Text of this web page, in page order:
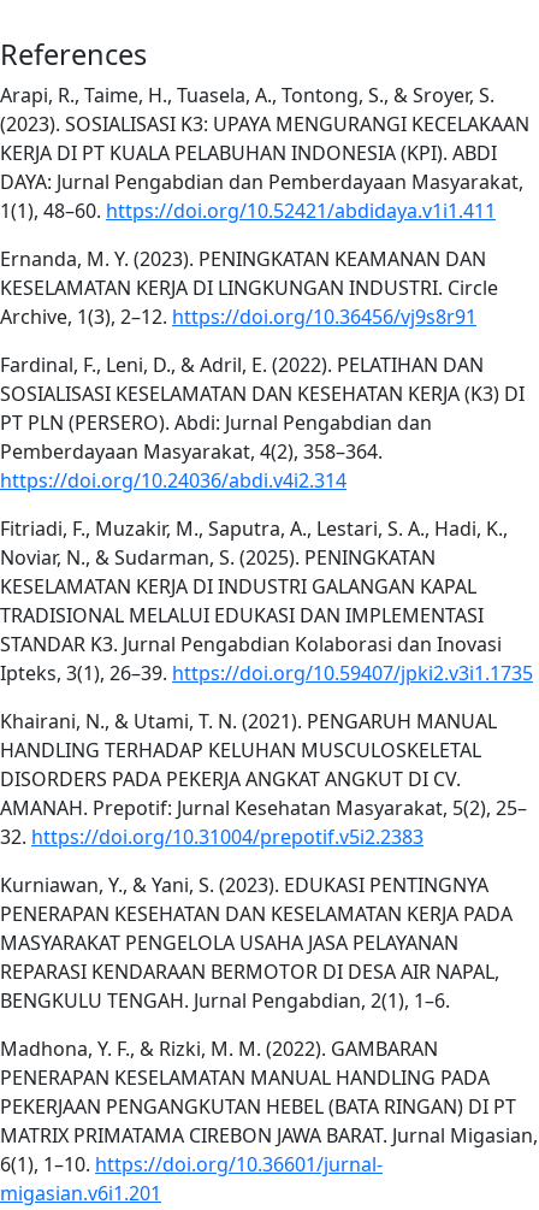
References
Arapi, R., Taime, H., Tuasela, A., Tontong, S., & Sroyer, S.
(2023). SOSIALISASI K3: UPAYA MENGURANGI KECELAKAAN
KERJA DI PT KUALA PELABUHAN INDONESIA (KPI). ABDI
DAYA: Jurnal Pengabdian dan Pemberdayaan Masyarakat,
1(1), 48–60. https://doi.org/10.52421/abdidaya.v1i1.411
Ernanda, M. Y. (2023). PENINGKATAN KEAMANAN DAN
KESELAMATAN KERJA DI LINGKUNGAN INDUSTRI. Circle
Archive, 1(3), 2–12. https://doi.org/10.36456/vj9s8r91
Fardinal, F., Leni, D., & Adril, E. (2022). PELATIHAN DAN
SOSIALISASI KESELAMATAN DAN KESEHATAN KERJA (K3) DI
PT PLN (PERSERO). Abdi: Jurnal Pengabdian dan
Pemberdayaan Masyarakat, 4(2), 358–364.
https://doi.org/10.24036/abdi.v4i2.314
Fitriadi, F., Muzakir, M., Saputra, A., Lestari, S. A., Hadi, K.,
Noviar, N., & Sudarman, S. (2025). PENINGKATAN
KESELAMATAN KERJA DI INDUSTRI GALANGAN KAPAL
TRADISIONAL MELALUI EDUKASI DAN IMPLEMENTASI
STANDAR K3. Jurnal Pengabdian Kolaborasi dan Inovasi
Ipteks, 3(1), 26–39. https://doi.org/10.59407/jpki2.v3i1.1735
Khairani, N., & Utami, T. N. (2021). PENGARUH MANUAL
HANDLING TERHADAP KELUHAN MUSCULOSKELETAL
DISORDERS PADA PEKERJA ANGKAT ANGKUT DI CV.
AMANAH. Prepotif: Jurnal Kesehatan Masyarakat, 5(2), 25–
32. https://doi.org/10.31004/prepotif.v5i2.2383
Kurniawan, Y., & Yani, S. (2023). EDUKASI PENTINGNYA
PENERAPAN KESEHATAN DAN KESELAMATAN KERJA PADA
MASYARAKAT PENGELOLA USAHA JASA PELAYANAN
REPARASI KENDARAAN BERMOTOR DI DESA AIR NAPAL,
BENGKULU TENGAH. Jurnal Pengabdian, 2(1), 1–6.
Madhona, Y. F., & Rizki, M. M. (2022). GAMBARAN
PENERAPAN KESELAMATAN MANUAL HANDLING PADA
PEKERJAAN PENGANGKUTAN HEBEL (BATA RINGAN) DI PT
MATRIX PRIMATAMA CIREBON JAWA BARAT. Jurnal Migasian,
6(1), 1–10. https://doi.org/10.36601/jurnal-
migasian.v6i1.201